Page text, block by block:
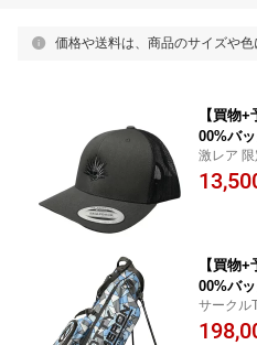
価格や送料は、商品のサイズや色
【買物
00%バ
キャメ
C
激レア
【買物
00%バ
キャメ
ワンダ
サークル